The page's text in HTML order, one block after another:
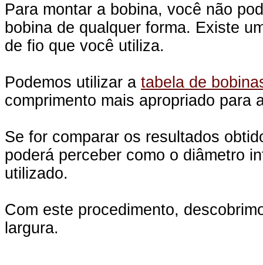
Para montar a bobina, você não
bobina de qualquer forma. Existe
de fio que você utiliza.
Podemos utilizar a tabela de
comprimento mais apropriado para
Se for comparar os resultados
poderá perceber como o diâmetro
utilizado.
Com este procedimento,
largura.